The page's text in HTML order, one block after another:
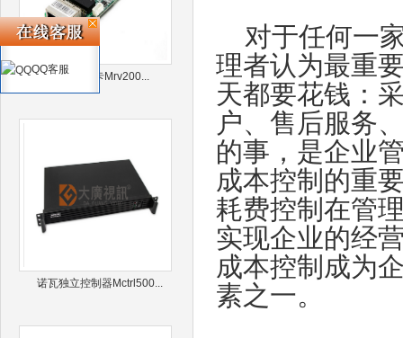
诺瓦接收卡Mrv200...
诺瓦独立控制器Mctrl500...
对于任何一
理者认为最重
天都要花钱：
户、售后服务
的事，是企业
成本控制的重
耗费控制在管
实现企业的经
成本控制成为
素之一。
QQ客服